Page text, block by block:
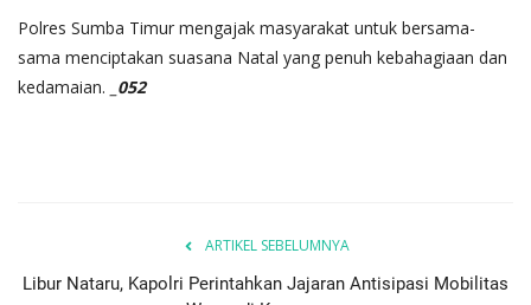
Polres Sumba Timur mengajak masyarakat untuk bersama-
sama menciptakan suasana Natal yang penuh kebahagiaan dan
kedamaian.
_052
ARTIKEL SEBELUMNYA
Libur Nataru, Kapolri Perintahkan Jajaran Antisipasi Mobilitas